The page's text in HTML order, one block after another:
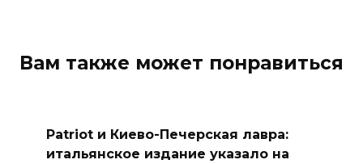
Вам также может понравиться
Patriot и Киево-Печерская лавра:
итальянское издание указало на